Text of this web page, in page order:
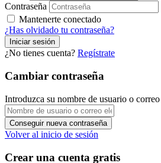
Contraseña
Mantenerte conectado
¿Has olvidado tu contraseña?
¿No tienes cuenta? Regístrate
Cambiar contraseña
Introduzca su nombre de usuario o
Volver al inicio de sesión
Crear una cuenta gratis